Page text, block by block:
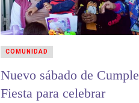
Nuevo sábado de Cumple
Fiesta para celebrar
COMUNIDAD